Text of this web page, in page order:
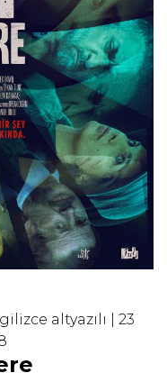
altyazılı | 23